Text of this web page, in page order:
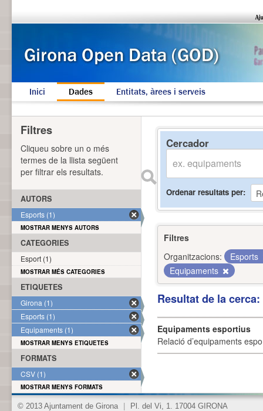
Inici Dades Entitats, àrees i serveis
Cercador
Ordenar resultats per
Filtres
Organitzacions:
Esports
Equipaments
Resultat de la
Equipaments esportius
Relació d’equipaments
Filtres
Cliqueu sobre un o més
termes de la llista següent
per filtrar els resultats.
AUTORS
Esports (1)
MOSTRAR MENYS AUTORS
CATEGORIES
Esport (1)
MOSTRAR MÉS CATEGORIES
ETIQUETES
Girona (1)
Esports (1)
Equipaments (1)
MOSTRAR MENYS ETIQUETES
FORMATS
CSV (1)
MOSTRAR MENYS FORMATS
© 2013 Ajuntament de Girona Pl. del Vi, 1. 17004 GIRONA